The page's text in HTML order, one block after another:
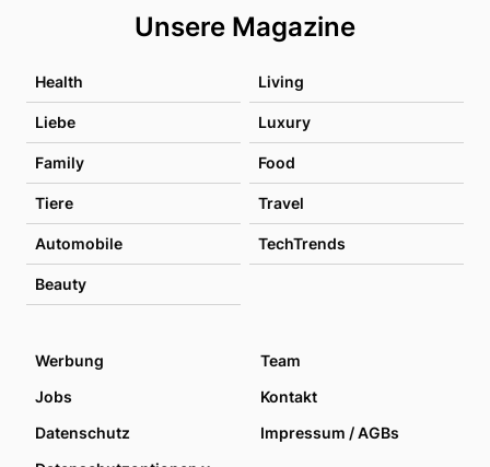
Unsere Magazine
Health Living
Liebe Luxury
Family Food
Tiere Travel
Automobile TechTrends
Beauty
Werbung
Team
Jobs
Kontakt
Datenschutz
Impressum / AGBs